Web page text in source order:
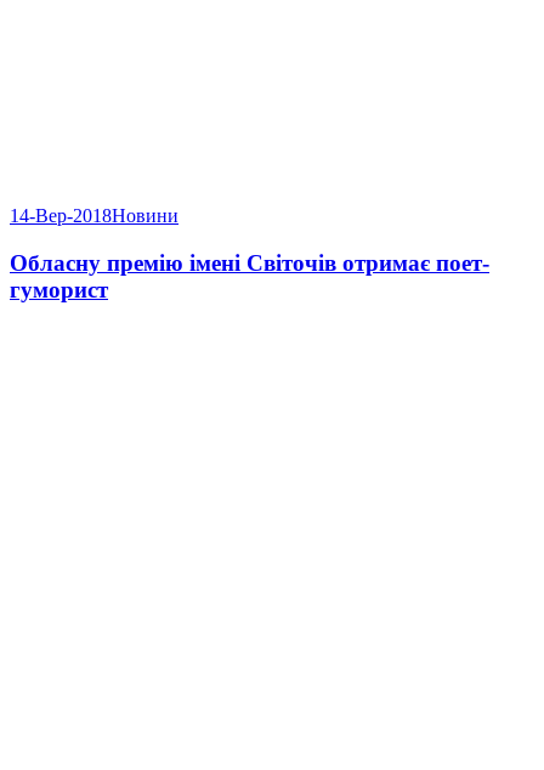
14-Вер-2018Новини
Обласну премію імені Світочів отримає поет-
гуморист